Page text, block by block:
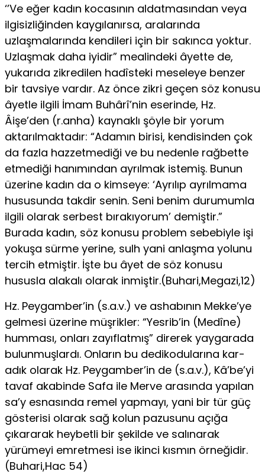
‘’Ve eğer kadın kocasının aldatmasından veya
ilgisizliğinden kaygılanırsa, aralarında
uzlaşmalarında kendileri için bir sakınca yoktur.
Uzlaşmak daha iyidir” mealindeki âyette de,
yukarıda zikredilen hadîsteki meseleye benzer
bir tavsiye vardır. Az önce zikri geçen söz konusu
âyetle ilgili İmam Buhârî’nin eserinde, Hz.
Âişe’den (r.anha) kaynaklı şöyle bir yorum
aktarılmaktadır: “Ada­mın birisi, kendisinden çok
da fazla hazzetmediği ve bu nedenle rağbette
etmediği hanımından ayrılmak istemiş. Bunun
üzerine ka­dın da o kimseye: ‘Ayrılıp ayrılmama
hususunda takdir senin. Seni benim durumumla
ilgili olarak serbest bırakıyorum’ demiştir.”
Burada kadın, söz konusu problem sebebiyle işi
yokuşa sürme yerine, sulh yani anlaşma yolunu
tercih etmiştir. İşte bu âyet de söz konusu
hususla alakalı olarak inmiştir.(Buhari,Megazi,12)
Hz. Peygamber’in (s.a.v.) ve ashabının Mekke’ye
gelmesi üzerine müşrikler: “Yesrib’in (Medîne)
humması, onları zayıflatmış” direrek yaygarada
bulunmuşlardı. Onların bu dedikodularına kar­
adık olarak Hz. Peygamber’in de (s.a.v.), Kâ’be’yi
tavaf akabinde Safa ile Merve arasında yapılan
sa’y esnasında remel yapmayı, yani bir tür güç
gösterisi olarak sağ kolun pazusunu açığa
çıkararak hey­betli bir şekilde ve salınarak
yürümeyi emretmesi ise ikinci kısmın örneğidir.
(Buhari,Hac 54)